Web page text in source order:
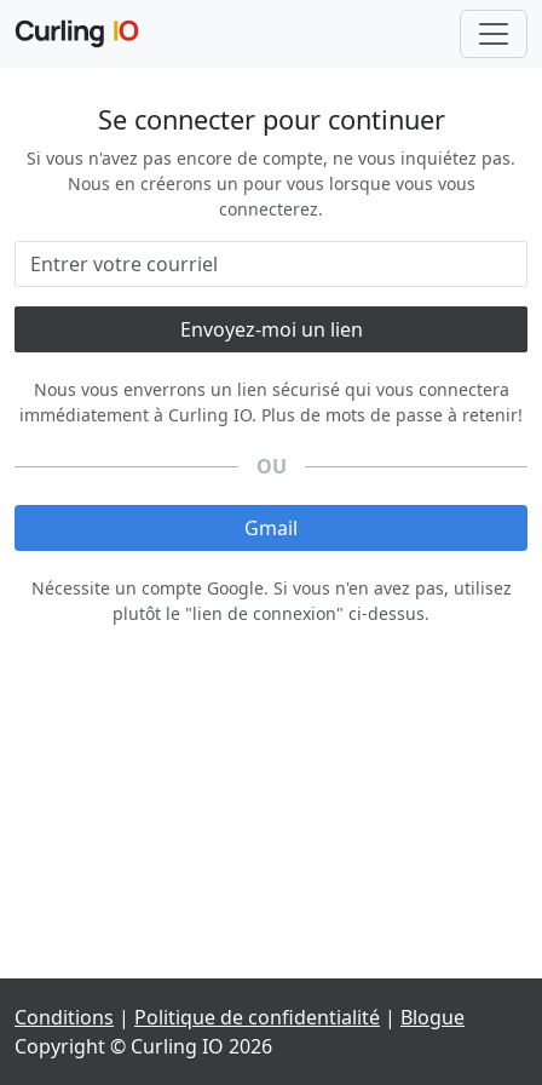
Se connecter pour continuer
Si vous n'avez pas encore de compte, ne vous inquiétez pas.
Nous en créerons un pour vous lorsque vous vous
connecterez.
Nous vous enverrons un lien sécurisé qui vous connectera
immédiatement à Curling IO. Plus de mots de passe à retenir!
OU
Gmail
Nécessite un compte Google. Si vous n'en avez pas, utilisez
plutôt le "lien de connexion" ci‑dessus.
Conditions | Politique de confidentialité | Blogue
Copyright © Curling IO 2026